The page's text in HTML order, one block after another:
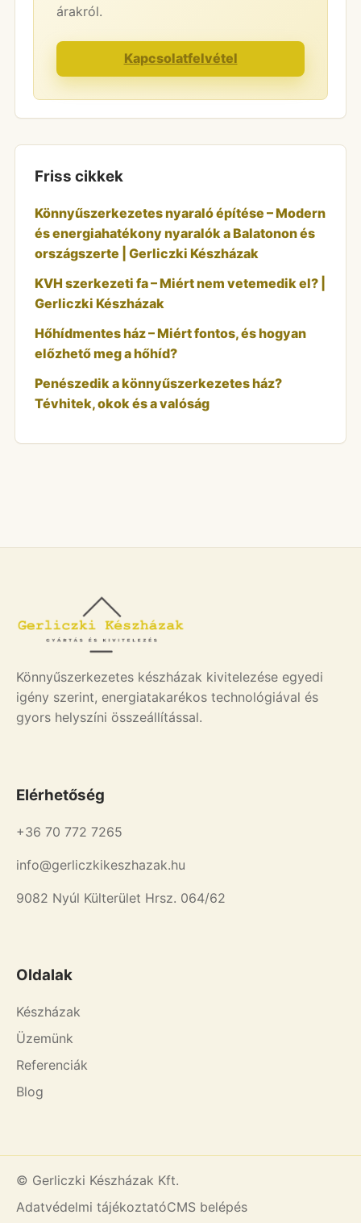
árakról.
Kapcsolatfelvétel
Friss cikkek
Könnyűszerkezetes nyaraló építése – Modern
és energiahatékony nyaralók a Balatonon és
országszerte | Gerliczki Készházak
KVH szerkezeti fa – Miért nem vetemedik el? |
Gerliczki Készházak
Hőhídmentes ház – Miért fontos, és hogyan
előzhető meg a hőhíd?
Penészedik a könnyűszerkezetes ház?
Tévhitek, okok és a valóság
Könnyűszerkezetes készházak kivitelezése egyedi
igény szerint, energiatakarékos technológiával és
gyors helyszíni összeállítással.
Elérhetőség
+36 70 772 7265
info@gerliczkikeszhazak.hu
9082 Nyúl Külterület Hrsz. 064/62
Oldalak
Készházak
Üzemünk
Referenciák
Blog
© Gerliczki Készházak Kft.
Adatvédelmi tájékoztatóCMS belépés